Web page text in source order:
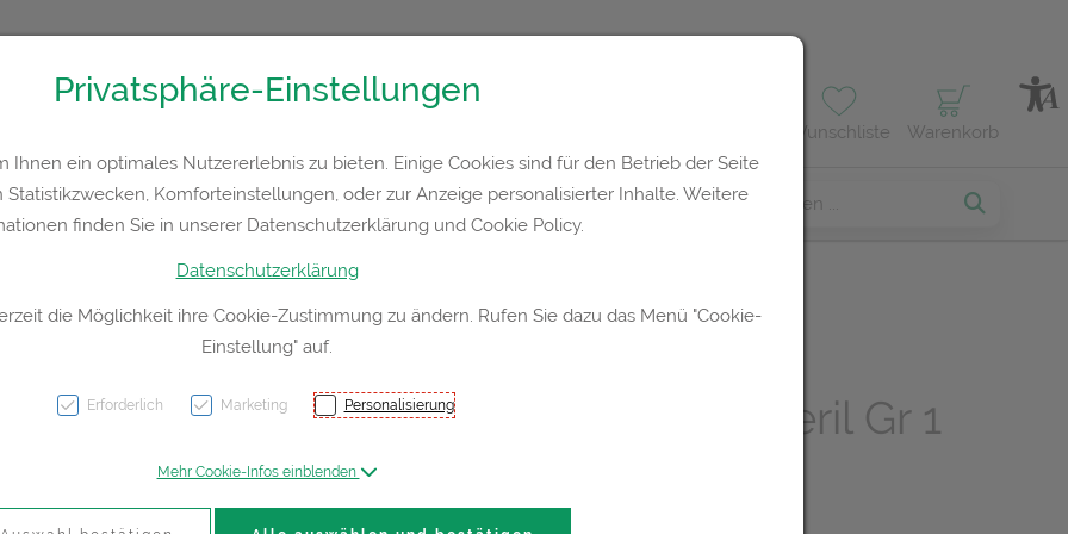
Wunschliste Warenkorb
Hautpflege Familie Nahrungsergänzung Diverses
Stepcel/gazelin Steril Gr 1
Privatsphäre-Einstellungen
Ihnen ein optimales Nutzererlebnis zu bieten. Einige Cookies sind für den Betrieb der Seite
Komforteinstellungen, oder zur Anzeige personalisierter Inhalte. Weitere
finden Sie in unserer Datenschutzerklärung und Cookie Policy.
Datenschutzerklärung
die Möglichkeit ihre Cookie-Zustimmung zu ändern. Rufen Sie dazu das Menü "Cookie-
Einstellung" auf.
Erforderlich Marketing Personalisierung
Mehr Cookie-Infos einblenden